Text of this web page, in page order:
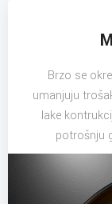
Brzo se
umanjuju
lake
potrošnju